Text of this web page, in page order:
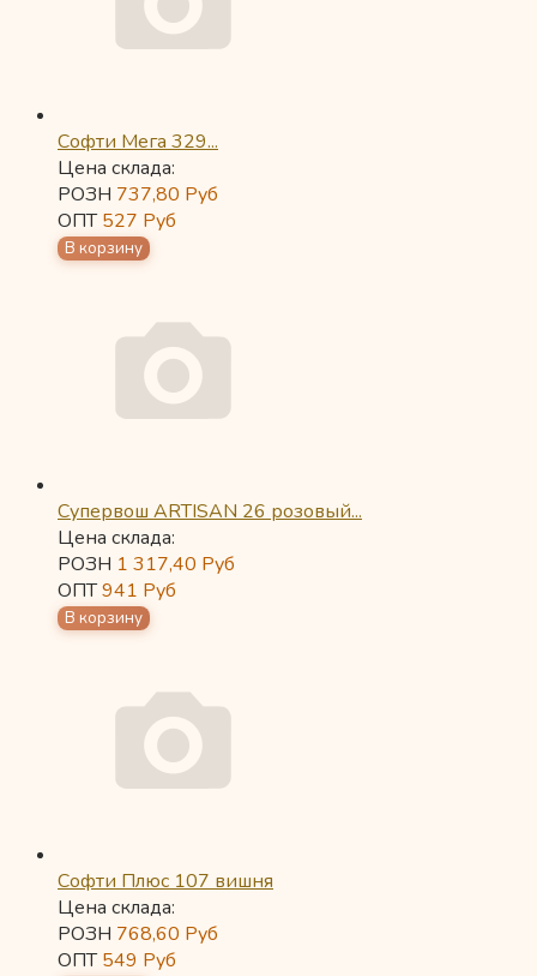
Софти Мега 329...
Цена склада:
РОЗН 737,80 Руб
ОПТ527 Руб
Супервош ARTISAN 26 розовый...
Цена склада:
РОЗН 1 317,40 Руб
ОПТ941 Руб
Софти Плюс 107 вишня
Цена склада:
РОЗН 768,60 Руб
ОПТ549 Руб